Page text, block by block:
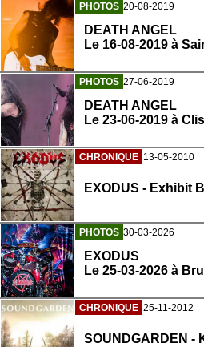
PHOTOS 20-08-2019
DEATH ANGEL
Le 16-08-2019 à
PHOTOS 27-06-2019
DEATH ANGEL
Le 23-06-2019 à
CHRONIQUE 13-05-2010
EXODUS - Exhibit
PHOTOS 30-03-2026
EXODUS
Le 25-03-2026 à
CHRONIQUE 25-11-2012
SOUNDGARDEN -